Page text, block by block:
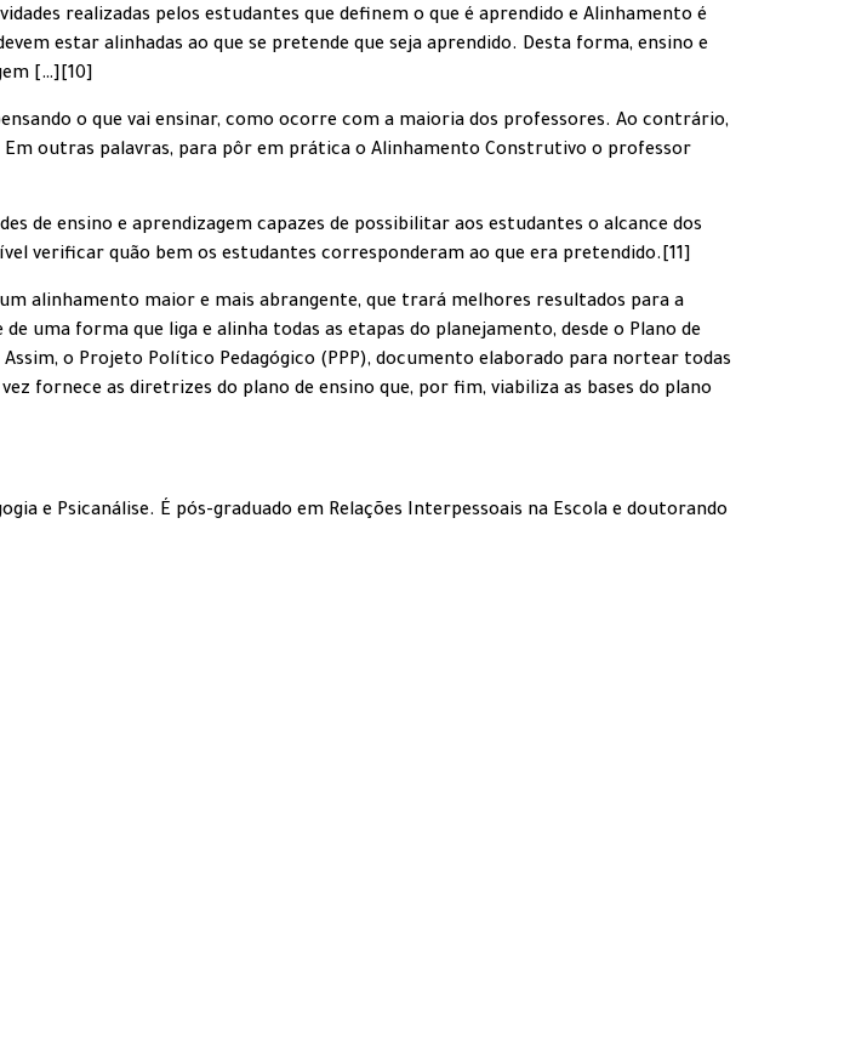
realizadas pelos estudantes que definem o que é aprendido e Alinhamento é
estar alinhadas ao que se pretende que seja aprendido. Desta forma, ensino e
[…][10]
o que vai ensinar, como ocorre com a maioria dos professores. Ao contrário,
outras palavras, para pôr em prática o Alinhamento Construtivo o professor
de ensino e aprendizagem capazes de possibilitar aos estudantes o alcance dos
verificar quão bem os estudantes corresponderam ao que era pretendido.[11]
alinhamento maior e mais abrangente, que trará melhores resultados para a
uma forma que liga e alinha todas as etapas do planejamento, desde o Plano de
o Projeto Político Pedagógico (PPP), documento elaborado para nortear todas
fornece as diretrizes do plano de ensino que, por fim, viabiliza as bases do plano
e Psicanálise. É pós-graduado em Relações Interpessoais na Escola e doutorando